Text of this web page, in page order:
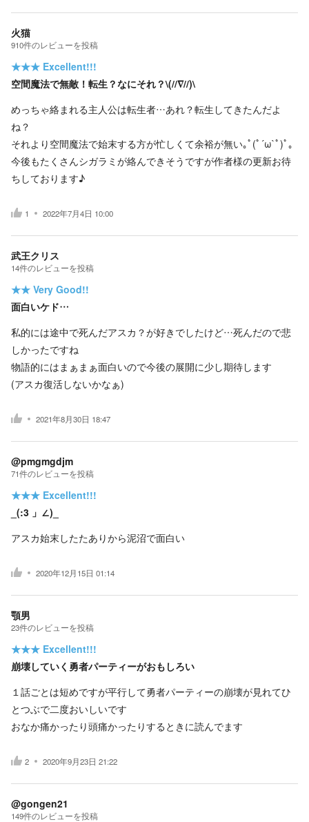
火猫
910件のレビューを投稿
★★★ Excellent!!!
空間魔法で無敵！転生？なにそれ？\(//∇//)\
めっちゃ絡まれる主人公は転生者…あれ？転生してきたんだよ
ね？
それより空間魔法で始末する方が忙しくて余裕が無い｡ﾟ(ﾟ´ω`ﾟ)ﾟ｡
今後もたくさんシガラミが絡んできそうですが作者様の更新お待
ちしております♪
1 2022年7月4日 10:00
武王クリス
14件のレビューを投稿
★★ Very Good!!
面白いケド…
私的には途中で死んだアスカ？が好きでしたけど…死んだので悲
しかったですね
物語的にはまぁまぁ面白いので今後の展開に少し期待します
(アスカ復活しないかなぁ)
2021年8月30日 18:47
@pmgmgdjm
71件のレビューを投稿
★★★ Excellent!!!
_(:3 」∠)_
アスカ始末したたありから泥沼で面白い
2020年12月15日 01:14
顎男
23件のレビューを投稿
★★★ Excellent!!!
崩壊していく勇者パーティーがおもしろい
１話ごとは短めですが平行して勇者パーティーの崩壊が見れてひ
とつぶで二度おいしいです
おなか痛かったり頭痛かったりするときに読んでます
2 2020年9月23日 21:22
@gongen21
149件のレビューを投稿